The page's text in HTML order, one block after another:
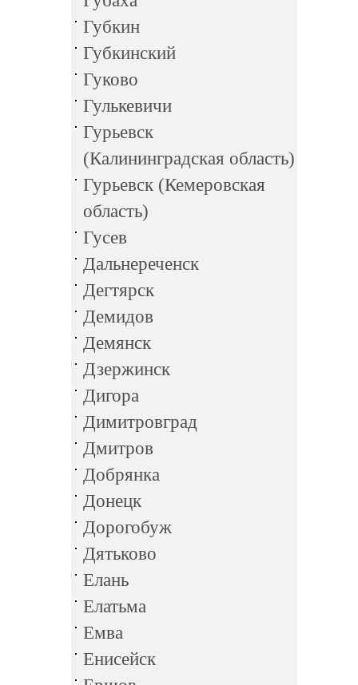
Губкин
Губкинский
Гуково
Гулькевичи
Гурьевск
(Калининградская область)
Гурьевск (Кемеровская
область)
Гусев
Дальнереченск
Дегтярск
Демидов
Демянск
Дзержинск
Дигора
Димитровград
Дмитров
Добрянка
Донецк
Дорогобуж
Дятьково
Елань
Елатьма
Емва
Енисейск